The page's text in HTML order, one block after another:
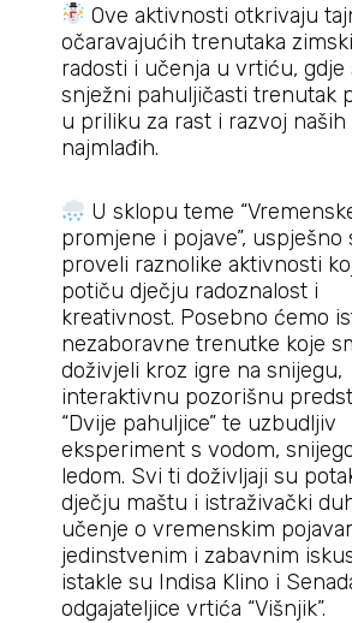
Ove aktivnosti otkrivaju
očaravajućih trenutaka
radosti i učenja u vrtiću, gdje
snježni pahuljičasti trenutak
u priliku za rast i razvoj naših
najmlađih.
U sklopu teme
promjene i pojave”, uspješno
proveli raznolike aktivnosti
potiču dječju radoznalost i
kreativnost. Posebno ćemo
nezaboravne trenutke koje
doživjeli kroz igre na snijegu,
interaktivnu pozorišnu
“Dvije pahuljice” te uzbudljiv
eksperiment s vodom,
ledom. Svi ti doživljaji su
dječju maštu i istraživački
učenje o vremenskim
jedinstvenim i zabavnim
istakle su Indisa Klino i
odgajateljice vrtića “Višnjik”.